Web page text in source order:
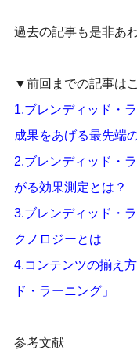
過去の記事も是非あ
▼前回までの記事は
1.ブレンディッド・
成果をあげる最先端
2.ブレンディッド・
がる効果測定とは？
3.ブレンディッド・
クノロジーとは
4.コンテンツの揃え
ド・ラーニング」
参考文献